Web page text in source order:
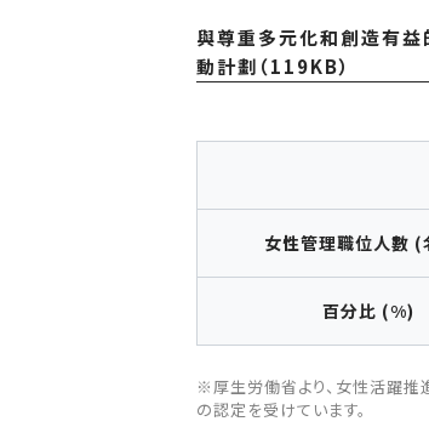
與尊重多元化和創造有益
動計劃（119KB）
女性管理職位人數
百分比 (%)
※厚生労働省より、女性活躍推
の認定を受けています。